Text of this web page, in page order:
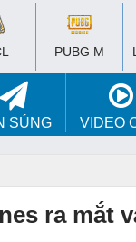
PUBG M
SÚNG VIDEO
ra mắt